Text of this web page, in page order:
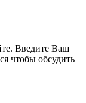
Введите Ваш
чтобы обсудить